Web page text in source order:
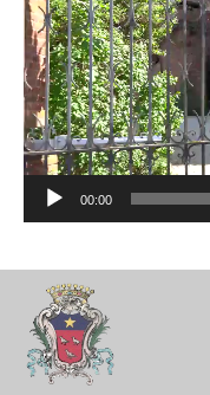
00:00